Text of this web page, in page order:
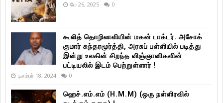
மே 26, 2025 0
கூலித் தொழிலாளியின் மகன் டாக்டர். அசோக்
குமார் சுந்தரமூர்த்தி, அரசுப் பள்ளியில் படித்து
இன்று உலகின் சிறந்த விஞ்ஞானிகளின்
பட்டியலில் இடம் பெற்றுள்ளார் !
டிசம்பர் 18, 2024 0
ஹெச்.எம்.எம் (H.M.M) (ஒரு நள்ளிரவில்